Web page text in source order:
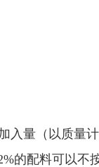
入量 （以质量
的配料可以不